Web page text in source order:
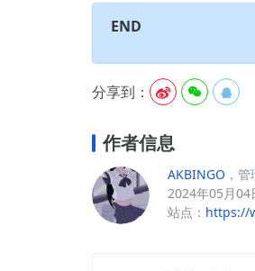
END
分享到：   
作者信息
AKBINGO ，
2024年05月04
站点： https://